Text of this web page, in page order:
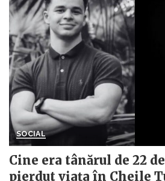
SOCIAL
Cine era tânărul de 22
pierdut viața în Cheile